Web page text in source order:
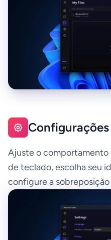
Ajuste o comportamento
de teclado, escolha seu
configure a